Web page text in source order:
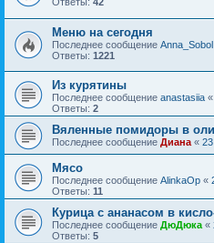
Меню на сегодня
Последнее сообщение Anna_Sobol
Ответы: 1221
Из курятины
Последнее сообщение anastasiia «
Ответы: 2
Вяленные помидоры в
Последнее сообщение Диана«
Мясо
Последнее сообщение AlinkaOp «
Ответы: 11
Курица с ананасом в
Последнее сообщение ДюДюка«
Ответы: 5